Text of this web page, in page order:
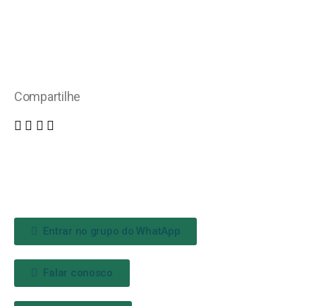
Compartilhe
Entrar no grupo do WhatApp
Falar conosco